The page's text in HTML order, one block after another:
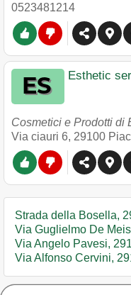
0523481214
Esthetic
Cosmetici e Prodotti di
Via ciauri 6, 29100
Strada della Bosella,
Via Guglielmo De
Via Angelo Pavesi,
Via Alfonso Cervini,